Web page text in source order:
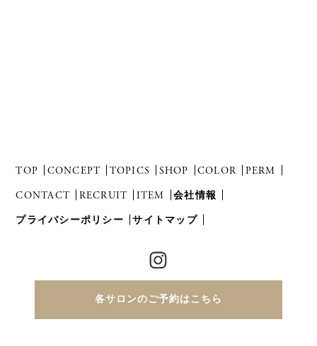
TOP CONCEPT TOPICS SHOP COLOR
PERM
CONTACT
RECRUIT ITEM 会社情報
プライバシーポリシー サイトマップ
各サロンのご予約はこちら